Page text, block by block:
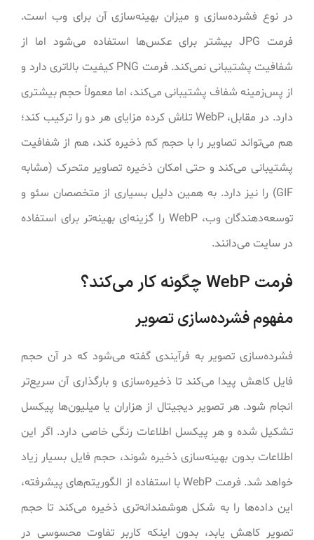
در نوع فشرده‌سازی و میزان بهینه‌سازی آن برای وب است.
فرمت JPG بیشتر برای عکس‌ها استفاده می‌شود اما از
شفافیت پشتیبانی نمی‌کند. فرمت PNG کیفیت بالاتری دارد و
از پس‌زمینه شفاف پشتیبانی می‌کند، اما معمولاً حجم بیشتری
دارد. در مقابل، WebP تلاش کرده مزایای هر دو را ترکیب کند؛
هم می‌تواند تصاویر را با حجم کم ذخیره کند، هم از شفافیت
پشتیبانی می‌کند و حتی امکان ذخیره تصاویر متحرک (مشابه
GIF) را نیز دارد. به همین دلیل بسیاری از متخصصان سئو و
توسعه‌دهندگان وب، WebP را گزینه‌ای بهینه‌تر برای استفاده
در سایت می‌دانند.
فرمت WebP چگونه کار می‌کند؟
مفهوم فشرده‌سازی تصویر
فشرده‌سازی تصویر به فرآیندی گفته می‌شود که در آن حجم
فایل کاهش پیدا می‌کند تا ذخیره‌سازی و بارگذاری آن سریع‌تر
انجام شود. هر تصویر دیجیتال از هزاران یا میلیون‌ها پیکسل
تشکیل شده و هر پیکسل اطلاعات رنگی خاصی دارد. اگر این
اطلاعات بدون بهینه‌سازی ذخیره شوند، حجم فایل بسیار زیاد
خواهد شد. فرمت WebP با استفاده از الگوریتم‌های پیشرفته،
این داده‌ها را به شکل هوشمندانه‌تری ذخیره می‌کند تا حجم
تصویر کاهش یابد، بدون اینکه کاربر تفاوت محسوسی در